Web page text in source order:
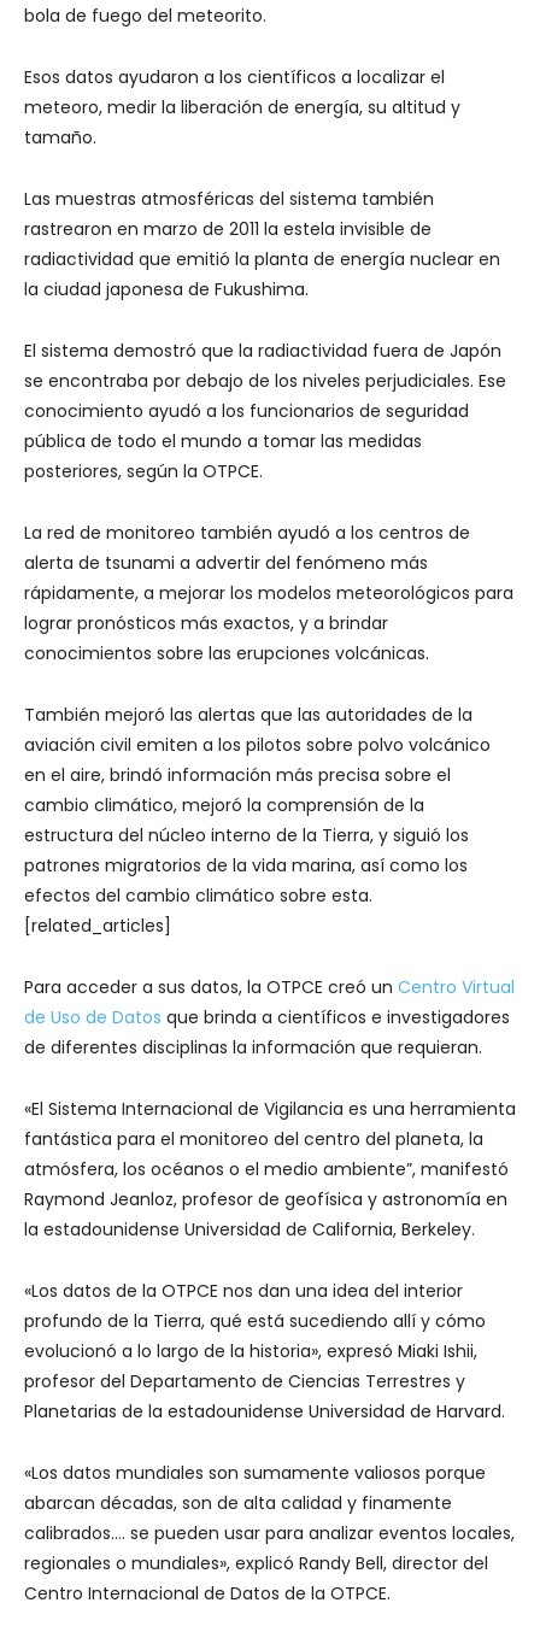
bola de fuego del meteorito.
Esos datos ayudaron a los científicos a localizar el
meteoro, medir la liberación de energía, su altitud y
tamaño.
Las muestras atmosféricas del sistema también
rastrearon en marzo de 2011 la estela invisible de
radiactividad que emitió la planta de energía nuclear en
la ciudad japonesa de Fukushima.
El sistema demostró que la radiactividad fuera de Japón
se encontraba por debajo de los niveles perjudiciales. Ese
conocimiento ayudó a los funcionarios de seguridad
pública de todo el mundo a tomar las medidas
posteriores, según la OTPCE.
La red de monitoreo también ayudó a los centros de
alerta de tsunami a advertir del fenómeno más
rápidamente, a mejorar los modelos meteorológicos para
lograr pronósticos más exactos, y a brindar
conocimientos sobre las erupciones volcánicas.
También mejoró las alertas que las autoridades de la
aviación civil emiten a los pilotos sobre polvo volcánico
en el aire, brindó información más precisa sobre el
cambio climático, mejoró la comprensión de la
estructura del núcleo interno de la Tierra, y siguió los
patrones migratorios de la vida marina, así como los
efectos del cambio climático sobre esta.
[related_articles]
Para acceder a sus datos, la OTPCE creó un Centro Virtual
de Uso de Datos que brinda a científicos e investigadores
de diferentes disciplinas la información que requieran.
«El Sistema Internacional de Vigilancia es una herramienta
fantástica para el monitoreo del centro del planeta, la
atmósfera, los océanos o el medio ambiente”, manifestó
Raymond Jeanloz, profesor de geofísica y astronomía en
la estadounidense Universidad de California, Berkeley.
«Los datos de la OTPCE nos dan una idea del interior
profundo de la Tierra, qué está sucediendo allí y cómo
evolucionó a lo largo de la historia», expresó Miaki Ishii,
profesor del Departamento de Ciencias Terrestres y
Planetarias de la estadounidense Universidad de Harvard.
«Los datos mundiales son sumamente valiosos porque
abarcan décadas, son de alta calidad y finamente
calibrados…. se pueden usar para analizar eventos locales,
regionales o mundiales», explicó Randy Bell, director del
Centro Internacional de Datos de la OTPCE.